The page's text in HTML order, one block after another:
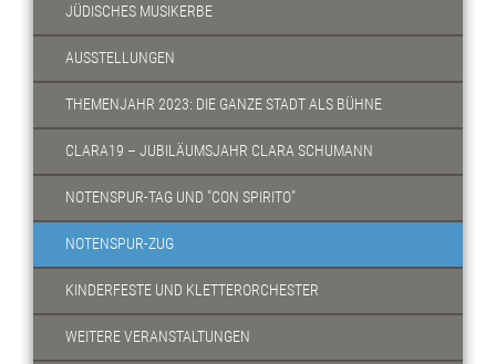
JÜDISCHES MUSIKERBE
AUSSTELLUNGEN
THEMENJAHR 2023: DIE GANZE STADT ALS BÜHNE
CLARA19 – JUBILÄUMSJAHR CLARA SCHUMANN
NOTENSPUR-TAG UND "CON SPIRITO"
NOTENSPUR-ZUG
KINDERFESTE UND KLETTERORCHESTER
WEITERE VERANSTALTUNGEN